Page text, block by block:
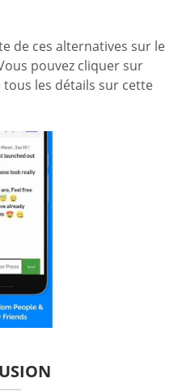
de ces alternatives sur le
pouvez cliquer sur
les détails sur cette